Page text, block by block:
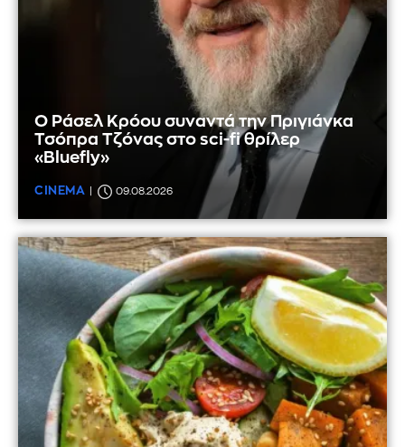
Ο Ράσελ Κρόου συναντά την Πριγιάνκα
Τσόπρα Τζόνας στο sci-fi θρίλερ
«Bluefly»
CINEMA 09.08.2026